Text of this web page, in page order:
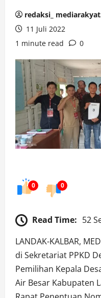
redaksi_
11 Juli 2022
1 minute read
0
0 0
Read Time: 52
LANDAK-KALBAR,
di Sekretariat PPKD
Pemilihan Kepala
Air Besar Kabupaten